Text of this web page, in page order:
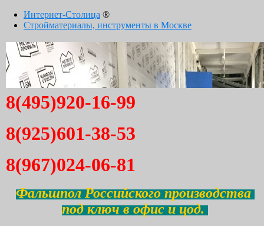
Интернет-Столица ®
Стройматериалы, инструменты в Москве
8(495)920-16-99
8(925)601-38-53
8(967)024-06-81
Фальшпол Российского производства
под ключ в офис и цод.